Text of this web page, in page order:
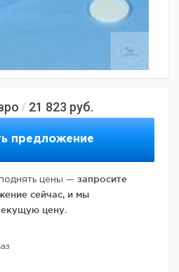
/ 21 823 руб.
предложение
цены — запросите
сейчас, и мы
цену.